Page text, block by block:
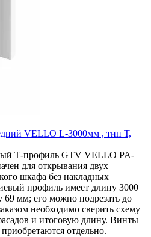
VELLO L-3000мм , тип Т,
Т-профиль GTV VELLO PA-
для открывания двух
шкафа без накладных
профиль имеет длину 3000
мм; его можно подрезать до
необходимо сверить схему
и итоговую длину. Винты
отдельно.